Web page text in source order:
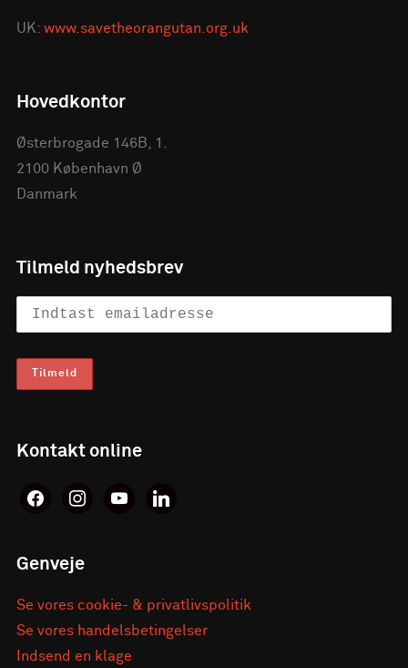
UK: www.savetheorangutan.org.uk
Hovedkontor
Østerbrogade 146B, 1.
2100 København Ø
Danmark
Tilmeld nyhedsbrev
Kontakt online
facebookinstagramyoutubelinkedin
Genveje
Se vores cookie- & privatlivspolitik
Se vores handelsbetingelser
Indsend en klage